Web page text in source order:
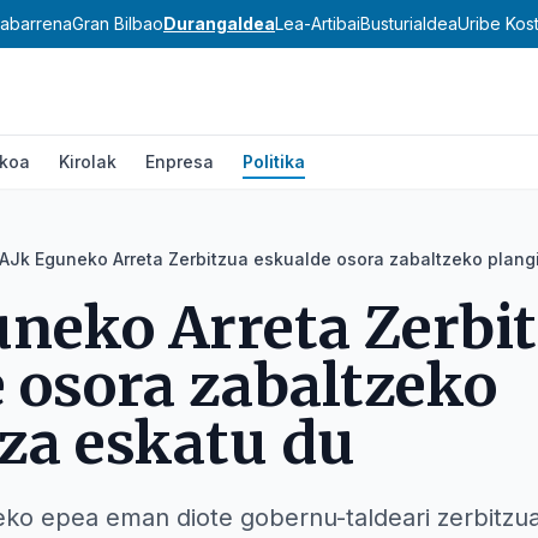
Gran BilbaoDurangaldeaLea-ArtibaiBusturialdeaUribe
Kirolak Enpresa Politika
Eguneko Arreta Zerbitzua eskualde osora zabaltzeko
Arreta
osora zabaltzeko
eskatu du
epea eman diote gobernu-taldeari